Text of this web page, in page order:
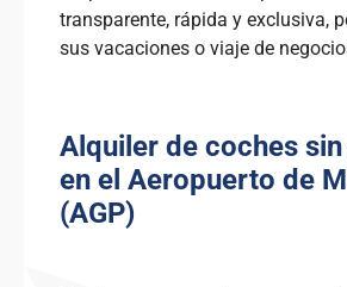
transparente, rápida y exclusiva,
sus vacaciones o viaje de
Alquiler de coches
en el Aeropuerto de
(AGP)